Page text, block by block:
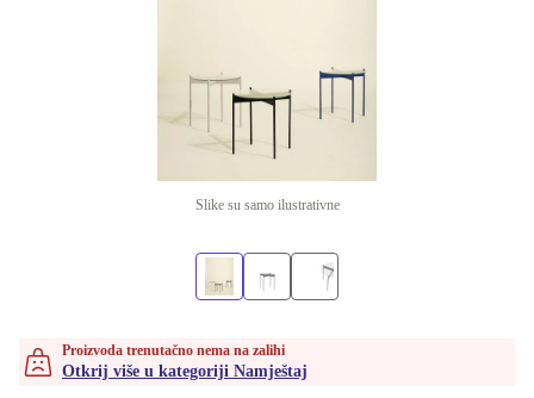
Slike su samo ilustrativne
Proizvoda trenutačno nema na zalihi
Otkrij više u kategoriji Namještaj